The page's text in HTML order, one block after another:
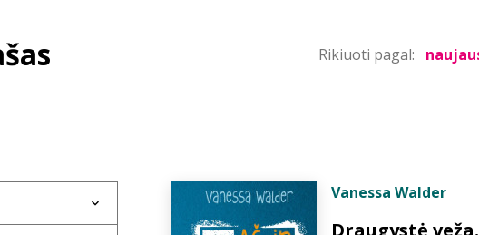
Rikiuoti pagal:
Vanessa Walder
Draugystė veža.